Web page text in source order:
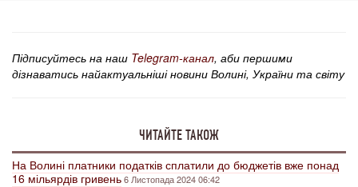
Підписуйтесь на наш Telegram-канал, аби першими
дізнаватись найактуальніші новини Волині, України та світу
ЧИТАЙТЕ ТАКОЖ
На Волині платники податків сплатили до бюджетів вже понад
16 мільярдів гривень6 Листопада 2024 06:42